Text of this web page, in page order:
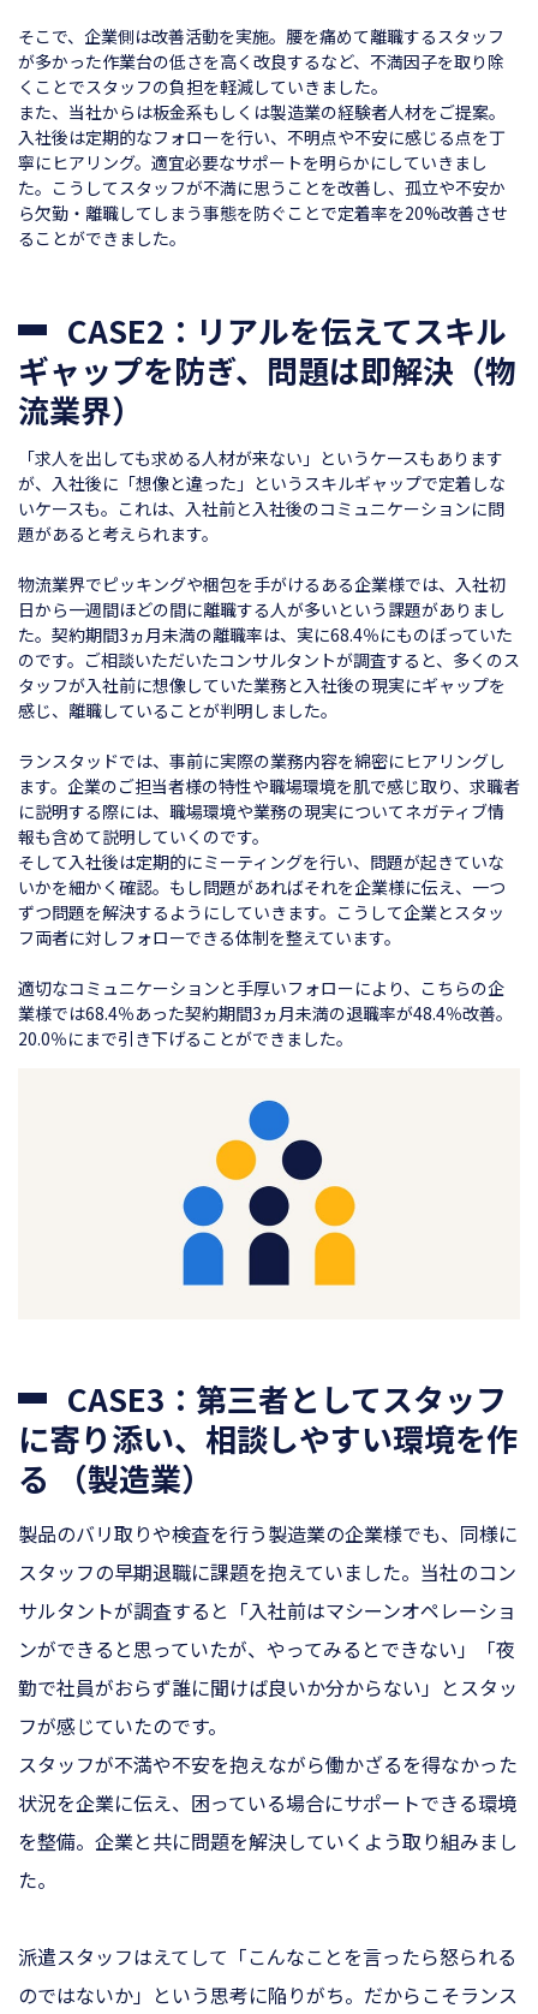
そこで、企業側は改善活動を実施。腰を痛めて離職するスタッフ
が多かった作業台の低さを高く改良するなど、不満因子を取り除
くことでスタッフの負担を軽減していきました。
また、当社からは板金系もしくは製造業の経験者人材をご提案。
入社後は定期的なフォローを行い、不明点や不安に感じる点を丁
寧にヒアリング。適宜必要なサポートを明らかにしていきまし
た。こうしてスタッフが不満に思うことを改善し、孤立や不安か
ら欠勤・離職してしまう事態を防ぐことで定着率を20%改善させ
ることができました。
CASE2：リアルを伝えてスキル
ギャップを防ぎ、問題は即解決（物
流業界）
「求人を出しても求める人材が来ない」というケースもあります
が、入社後に「想像と違った」というスキルギャップで定着しな
いケースも。これは、入社前と入社後のコミュニケーションに問
題があると考えられます。
物流業界でピッキングや梱包を手がけるある企業様では、入社初
日から一週間ほどの間に離職する人が多いという課題がありまし
た。契約期間3ヵ月未満の離職率は、実に68.4％にものぼっていた
のです。ご相談いただいたコンサルタントが調査すると、多くのス
タッフが入社前に想像していた業務と入社後の現実にギャップを
感じ、離職していることが判明しました。
ランスタッドでは、事前に実際の業務内容を綿密にヒアリングし
ます。企業のご担当者様の特性や職場環境を肌で感じ取り、求職者
に説明する際には、職場環境や業務の現実についてネガティブ情
報も含めて説明していくのです。
そして入社後は定期的にミーティングを行い、問題が起きていな
いかを細かく確認。もし問題があればそれを企業様に伝え、一つ
ずつ問題を解決するようにしていきます。こうして企業とスタッ
フ両者に対しフォローできる体制を整えています。
適切なコミュニケーションと手厚いフォローにより、こちらの企
業様では68.4％あった契約期間3ヵ月未満の退職率が48.4％改善。
20.0％にまで引き下げることができました。
CASE3：第三者としてスタッフ
に寄り添い、相談しやすい環境を作
る （製造業）
製品のバリ取りや検査を行う製造業の企業様でも、同様に
スタッフの早期退職に課題を抱えていました。当社のコン
サルタントが調査すると「入社前はマシーンオペレーショ
ンができると思っていたが、やってみるとできない」「夜
勤で社員がおらず誰に聞けば良いか分からない」とスタッ
フが感じていたのです。
スタッフが不満や不安を抱えながら働かざるを得なかった
状況を企業に伝え、困っている場合にサポートできる環境
を整備。企業と共に問題を解決していくよう取り組みまし
た。
派遣スタッフはえてして「こんなことを言ったら怒られる
のではないか」という思考に陥りがち。だからこそランス